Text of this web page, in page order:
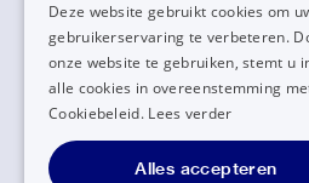
Deze website gebruikt cookies om
gebruikerservaring te verbeteren.
onze website te gebruiken, stemt u
alle cookies in overeenstemming
Cookiebeleid. Lees verder
Alles accepteren